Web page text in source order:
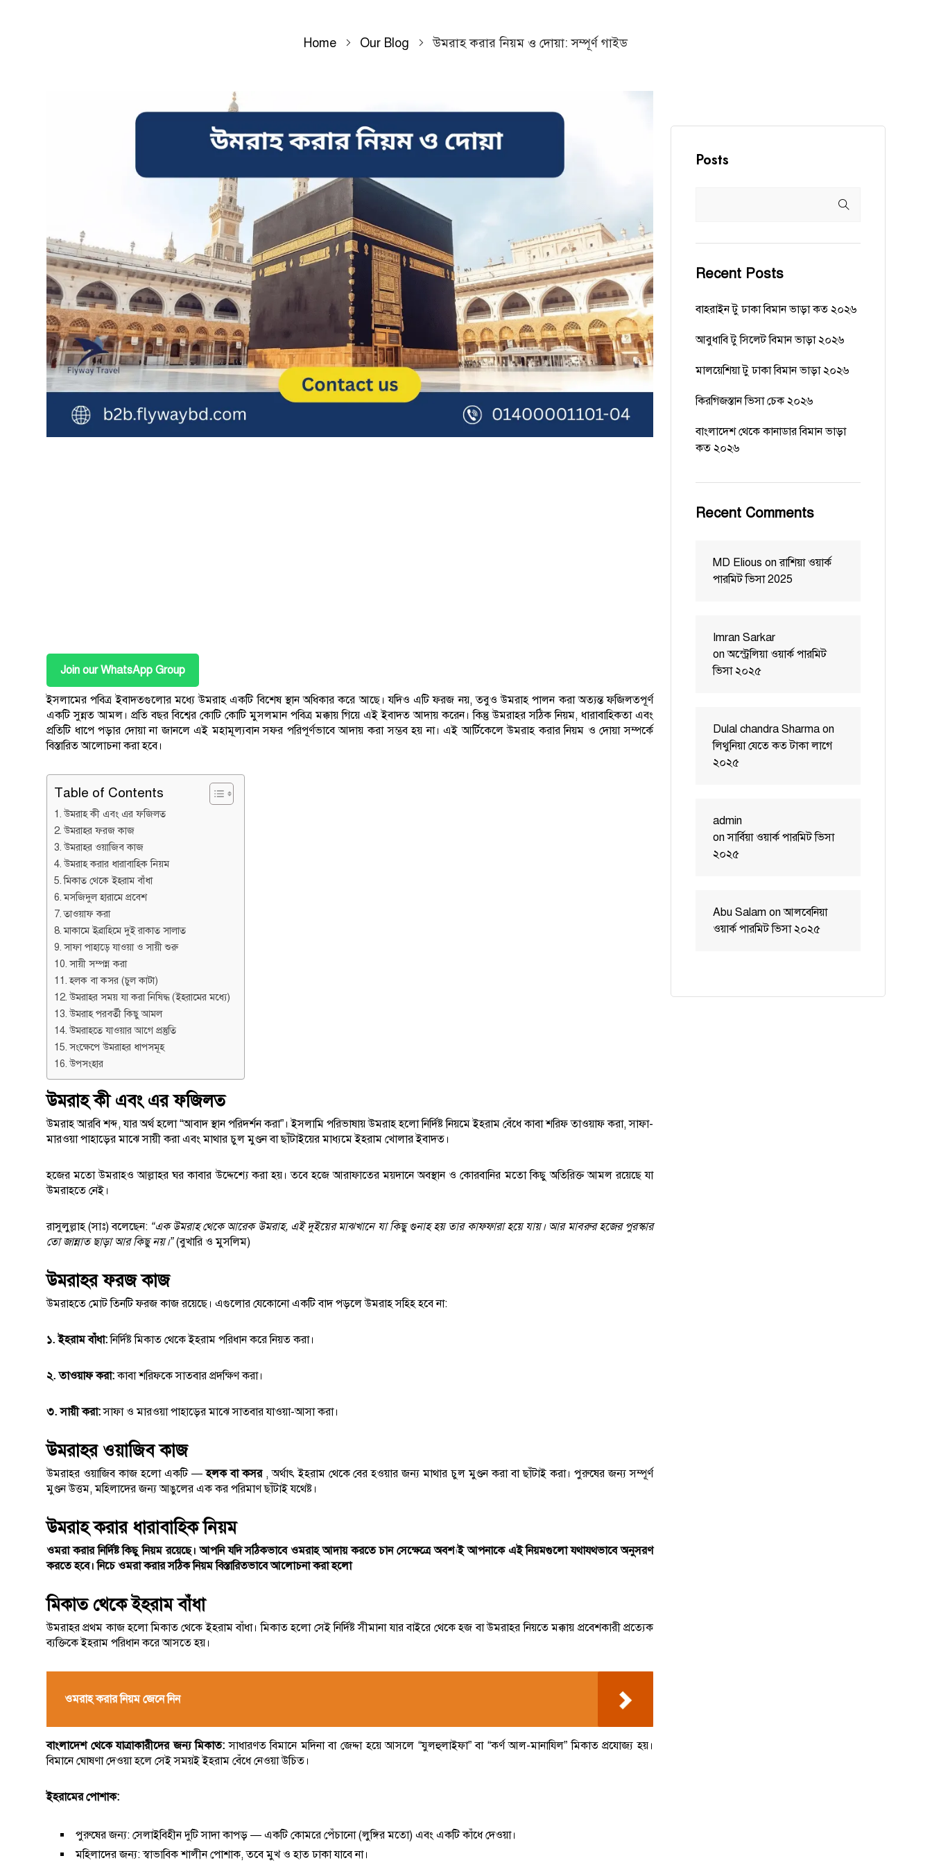
Home Our Blog উমরাহ করার নিয়ম ও দোয়া: সম্পূর্ণ গাইড
Join our WhatsApp Group
ইসলামের পবিত্র ইবাদতগুলোর মধ্যে উমরাহ একটি বিশেষ স্থান অধিকার করে আছে। যদিও এটি ফরজ নয়, তবুও উমরাহ পালন করা অত্যন্ত ফজিলতপূর্ণ
একটি সুন্নত আমল। প্রতি বছর বিশ্বের কোটি কোটি মুসলমান পবিত্র মক্কায় গিয়ে এই ইবাদত আদায় করেন। কিন্তু উমরাহর সঠিক নিয়ম, ধারাবাহিকতা এবং
প্রতিটি ধাপে পড়ার দোয়া না জানলে এই মহামূল্যবান সফর পরিপূর্ণভাবে আদায় করা সম্ভব হয় না। এই আর্টিকেলে উমরাহ করার নিয়ম ও দোয়া সম্পর্কে
বিস্তারিত আলোচনা করা হবে।
Table of Contents
উমরাহ কী এবং এর ফজিলত
উমরাহর ফরজ কাজ
উমরাহর ওয়াজিব কাজ
উমরাহ করার ধারাবাহিক নিয়ম
মিকাত থেকে ইহরাম বাঁধা
মসজিদুল হারামে প্রবেশ
তাওয়াফ করা
মাকামে ইব্রাহিমে দুই রাকাত সালাত
সাফা পাহাড়ে যাওয়া ও সায়ী শুরু
সায়ী সম্পন্ন করা
হলক বা কসর (চুল কাটা)
উমরাহর সময় যা করা নিষিদ্ধ (ইহরামের মধ্যে)
উমরাহ পরবর্তী কিছু আমল
উমরাহতে যাওয়ার আগে প্রস্তুতি
সংক্ষেপে উমরাহর ধাপসমূহ
উপসংহার
উমরাহ কী এবং এর ফজিলত
উমরাহ আরবি শব্দ, যার অর্থ হলো “আবাদ স্থান পরিদর্শন করা”। ইসলামি পরিভাষায় উমরাহ হলো নির্দিষ্ট নিয়মে ইহরাম বেঁধে কাবা শরিফ তাওয়াফ করা, সাফা-
মারওয়া পাহাড়ের মাঝে সায়ী করা এবং মাথার চুল মুণ্ডন বা ছাঁটাইয়ের মাধ্যমে ইহরাম খোলার ইবাদত।
হজের মতো উমরাহও আল্লাহর ঘর কাবার উদ্দেশ্যে করা হয়। তবে হজে আরাফাতের ময়দানে অবস্থান ও কোরবানির মতো কিছু অতিরিক্ত আমল রয়েছে যা
উমরাহতে নেই।
রাসুলুল্লাহ (সাঃ) বলেছেন: “এক উমরাহ থেকে আরেক উমরাহ, এই দুইয়ের মাঝখানে যা কিছু গুনাহ হয় তার কাফফারা হয়ে যায়। আর মাবরুর হজের পুরস্কার
তো জান্নাত ছাড়া আর কিছু নয়।”(বুখারি ও মুসলিম)
উমরাহর ফরজ কাজ
উমরাহতে মোট তিনটি ফরজ কাজ রয়েছে। এগুলোর যেকোনো একটি বাদ পড়লে উমরাহ সহিহ হবে না:
১. ইহরাম বাঁধা:নির্দিষ্ট মিকাত থেকে ইহরাম পরিধান করে নিয়ত করা।
২. তাওয়াফ করা:কাবা শরিফকে সাতবার প্রদক্ষিণ করা।
৩. সায়ী করা:সাফা ও মারওয়া পাহাড়ের মাঝে সাতবার যাওয়া-আসা করা।
উমরাহর ওয়াজিব কাজ
উমরাহর ওয়াজিব কাজ হলো একটি —হলক বা কসর, অর্থাৎ ইহরাম থেকে বের হওয়ার জন্য মাথার চুল মুণ্ডন করা বা ছাঁটাই করা। পুরুষের জন্য সম্পূর্ণ
মুণ্ডন উত্তম, মহিলাদের জন্য আঙুলের এক কর পরিমাণ ছাঁটাই যথেষ্ট।
উমরাহ করার ধারাবাহিক নিয়ম
ওমরা করার নির্দিষ্ট কিছু নিয়ম রয়েছে। আপনি যদি সঠিকভাবে ওমরাহ আদায় করতে চান সেক্ষেত্রে অবশ্যই আপনাকে এই নিয়মগুলো যথাযথভাবে অনুসরণ
করতে হবে। নিচে ওমরা করার সঠিক নিয়ম বিস্তারিতভাবে আলোচনা করা হলো
মিকাত থেকে ইহরাম বাঁধা
উমরাহর প্রথম কাজ হলো মিকাত থেকে ইহরাম বাঁধা। মিকাত হলো সেই নির্দিষ্ট সীমানা যার বাইরে থেকে হজ বা উমরাহর নিয়তে মক্কায় প্রবেশকারী প্রত্যেক
ব্যক্তিকে ইহরাম পরিধান করে আসতে হয়।
ওমরাহ করার নিয়ম জেনে নিন
বাংলাদেশ থেকে যাত্রাকারীদের জন্য মিকাত: সাধারণত বিমানে মদিনা বা জেদ্দা হয়ে আসলে “যুলহুলাইফা” বা “কর্ণ আল-মানাযিল” মিকাত প্রযোজ্য হয়।
বিমানে ঘোষণা দেওয়া হলে সেই সময়ই ইহরাম বেঁধে নেওয়া উচিত।
ইহরামের পোশাক:
পুরুষের জন্য: সেলাইবিহীন দুটি সাদা কাপড় — একটি কোমরে পেঁচানো (লুঙ্গির মতো) এবং একটি কাঁধে দেওয়া।
মহিলাদের জন্য: স্বাভাবিক শালীন পোশাক, তবে মুখ ও হাত ঢাকা যাবে না।
Posts
Recent Posts
বাহরাইন টু ঢাকা বিমান ভাড়া কত ২০২৬
আবুধাবি টু সিলেট বিমান ভাড়া ২০২৬
মালয়েশিয়া টু ঢাকা বিমান ভাড়া ২০২৬
কিরগিজস্তান ভিসা চেক ২০২৬
বাংলাদেশ থেকে কানাডার বিমান ভাড়া
কত ২০২৬
Recent Comments
MD Elious onরাশিয়া ওয়ার্ক
পারমিট ভিসা 2025
Imran Sarkar
onঅস্ট্রেলিয়া ওয়ার্ক পারমিট
ভিসা ২০২৫
Dulal chandra Sharma on
লিথুনিয়া যেতে কত টাকা লাগে
২০২৫
admin
onসার্বিয়া ওয়ার্ক পারমিট ভিসা
২০২৫
Abu Salam onআলবেনিয়া
ওয়ার্ক পারমিট ভিসা ২০২৫